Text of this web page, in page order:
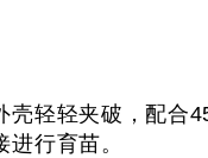
壳轻轻夹破，配合
行育苗。